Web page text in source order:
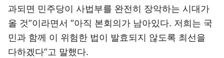
과되면 민주당이 사법부를 완전히 장악하는 시대가
올 것”이라면서 “아직 본회의가 남아있다. 저희는 국
민과 함께 이 위험한 법이 발효되지 않도록 최선을
다하겠다”고 말했다.